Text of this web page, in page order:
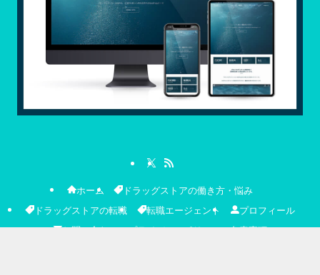
ホーム
ドラッグストアの働き方・悩み
ドラッグストアの転職
転職エージェント
プロフィール
お問い合わせ
プライバシーポリシー＆免責事項